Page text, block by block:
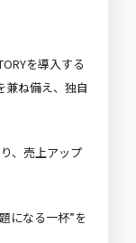
を導入する
兼ね備え、独自
、売上アップ
になる一杯”を